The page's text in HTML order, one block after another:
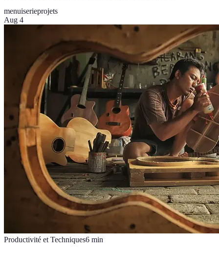
menuiserieprojets
Aug 4
Productivité et Techniques6 min